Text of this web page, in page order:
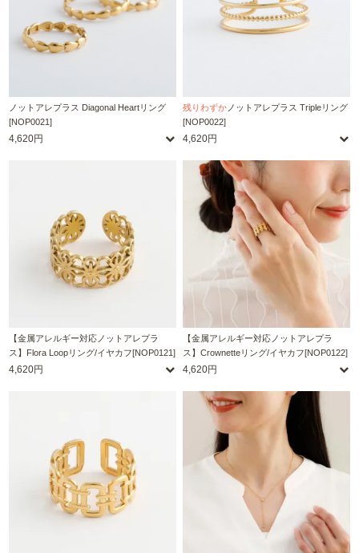
ノットアレプラス Diagonal Heartリング
[NOP0021]
4,620円
残りわずか ノットアレプラス Tripleリング
[NOP0022]
4,620円
【金属アレルギー対応ノットアレプラ
ス】Flora Loopリング/イヤカフ[NOP0121]
4,620円
【金属アレルギー対応ノットアレプラ
ス】Crownetteリング/イヤカフ[NOP0122]
4,620円